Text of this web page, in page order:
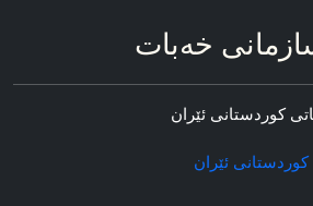
خه‌بات
کوردستانی ئێران
کوردستانی ئێران